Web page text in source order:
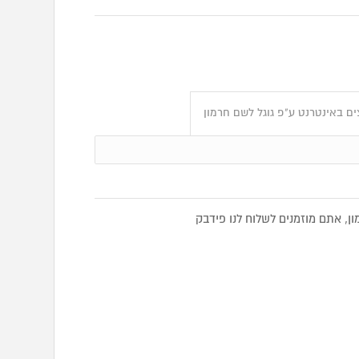
באינטרנט ע"פ גוגל לשם חרמון
אתם מוזמנים לשלוח לנו פידבק